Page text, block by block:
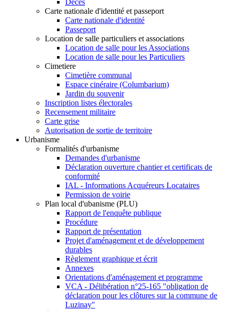
Décès
Carte nationale d'identité et passeport
Carte nationale d'identité
Passeport
Location de salle particuliers et associations
Location de salle pour les Associations
Location de salle pour les Particuliers
Cimetiere
Cimetière communal
Espace cinéraire (Columbarium)
Jardin du souvenir
Inscription listes électorales
Recensement militaire
Carte grise
Autorisation de sortie de territoire
Urbanisme
Formalités d'urbanisme
Demandes d'urbanisme
Déclaration ouverture chantier et certificats de
conformité
IAL - Informations Acquéreurs Locataires
Permission de voirie
Plan local d'ubanisme (PLU)
Rapport de l'enquête publique
Procédure
Rapport de présentation
Projet d'aménagement et de développement
durables
Règlement graphique et écrit
Annexes
Orientations d'aménagement et programme
VCA - Délibération n°25-165 "obligation de
déclaration pour les clôtures sur la commune de
Luzinay"